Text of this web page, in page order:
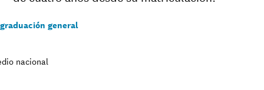
general
nacional